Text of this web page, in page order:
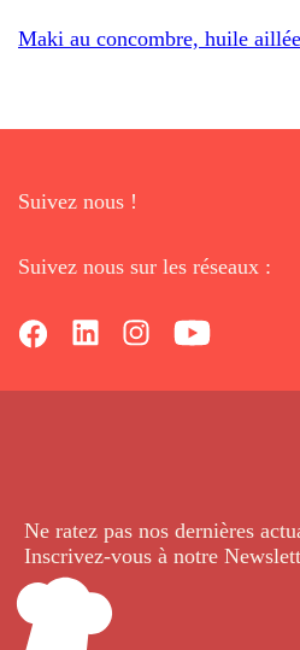
Maki au concombre, huile
Suivez nous !
Suivez nous sur les réseaux :
Ne ratez pas nos dernières
Inscrivez-vous à notre